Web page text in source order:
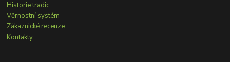
Historie tradic
Věrnostní systém
Zákaznické recenze
Kontakty